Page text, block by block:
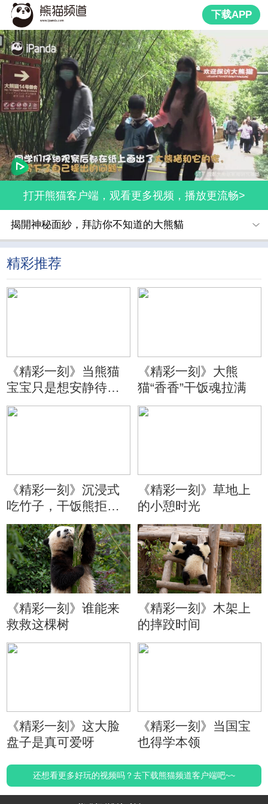
下载APP
打开熊猫客户端，观看更多视频，播放更流畅>
揭開神秘面紗，拜訪你不知道的大熊貓
精彩推荐
《精彩一刻》当熊猫
宝宝只是想安静待会
儿
《精彩一刻》大熊
猫“香香”干饭魂拉满
《精彩一刻》沉浸式
吃竹子，干饭熊拒绝
分心
《精彩一刻》草地上
的小憩时光
《精彩一刻》谁能来
救救这棵树
《精彩一刻》木架上
的摔跤时间
《精彩一刻》这大脸
盘子是真可爱呀
《精彩一刻》当国宝
也得学本领
还想看更多好玩的视频吗？去下载熊猫频道客户端吧~~